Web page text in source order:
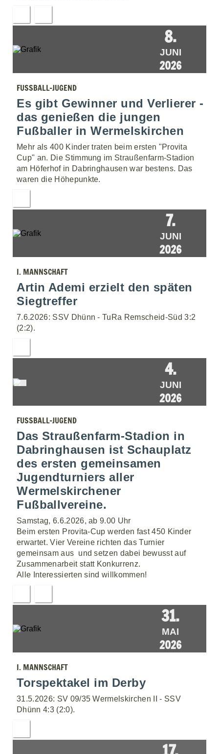
8.
JUNI
2026
FUSSBALL-JUGEND
Es gibt Gewinner und Verlierer -
das genießen die jungen
Fußballer in Wermelskirchen
Mehr als 400 Kinder traten beim ersten "Provita
Cup" an. Die Stimmung im Straußenfarm-Stadion
am Höferhof in Dabringhausen war bestens. Das
waren die Höhepunkte.
7.
JUNI
2026
I. MANNSCHAFT
Artin Ademi erzielt den späten
Siegtreffer
7.6.2026: SSV Dhünn - TuRa Remscheid-Süd 3:2
(2:2).
4.
JUNI
2026
FUSSBALL-JUGEND
Das Straußenfarm-Stadion in
Dabringhausen ist Schauplatz
des ersten gemeinsamen
Jugendturniers aller
Wermelskirchener
Fußballvereine.
Samstag, 6.6.2026, ab 9.00 Uhr
Beim ersten Provita-Cup werden fast 450 Kinder
erwartet. Vier Vereine richten das Turnier
gemeinsam aus  und setzen dabei bewusst auf
Zusammenarbeit statt Konkurrenz.
Alle Interessierten sind willkommen!
31.
MAI
2026
I. MANNSCHAFT
Torspektakel im Derby
31.5.2026: SV 09/35 Wermelskirchen II - SSV
Dhünn 4:3 (2:0).